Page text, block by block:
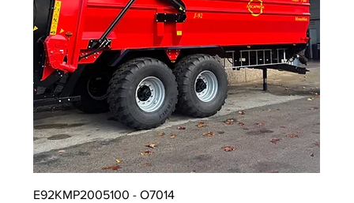
E92KMP2005100 - O7014